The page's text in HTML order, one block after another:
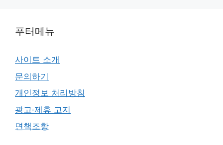
푸터메뉴
사이트 소개
문의하기
개인정보 처리방침
광고·제휴 고지
면책조항